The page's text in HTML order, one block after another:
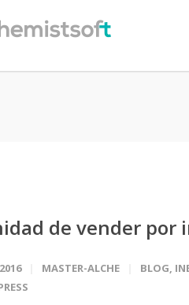
de vender por
MASTER-ALCHE BLOG,